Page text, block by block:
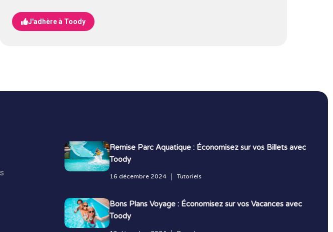
J'adhère à Toody
Remise Parc Aquatique : Économisez sur vos Billets avec
Toody
16 décembre 2024 Tutoriels
Bons Plans Voyage : Économisez sur vos Vacances avec
Toody